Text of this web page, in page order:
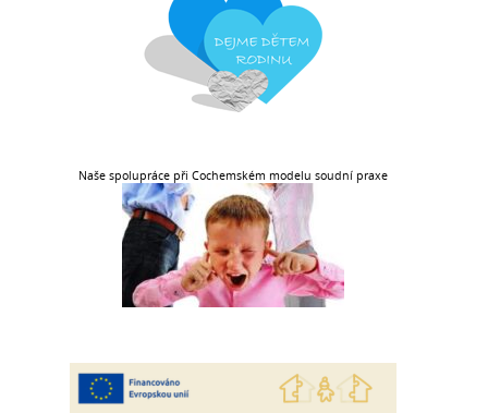
Naše spolupráce při Cochemském modelu soudní praxe